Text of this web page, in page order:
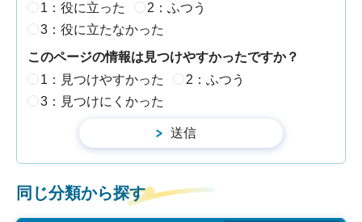
1：役に立った
2：ふつう
3：役に立たなかった
このページの情報は見つけやすかったですか？
1：見つけやすかった
2：ふつう
3：見つけにくかった
同じ分類から探す